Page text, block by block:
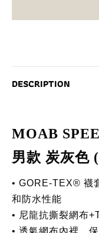
DESCRIPTION
MOAB
男款 炭灰色
• GORE-TEX® 襪
和防水性能
• 尼龍抗撕裂網布
• 透氣網布內裡，